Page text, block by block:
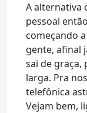
A alternativa
pessoal
começando
gente, afinal
sai de graça,
larga. Pra
telefônica
Vejam bem,